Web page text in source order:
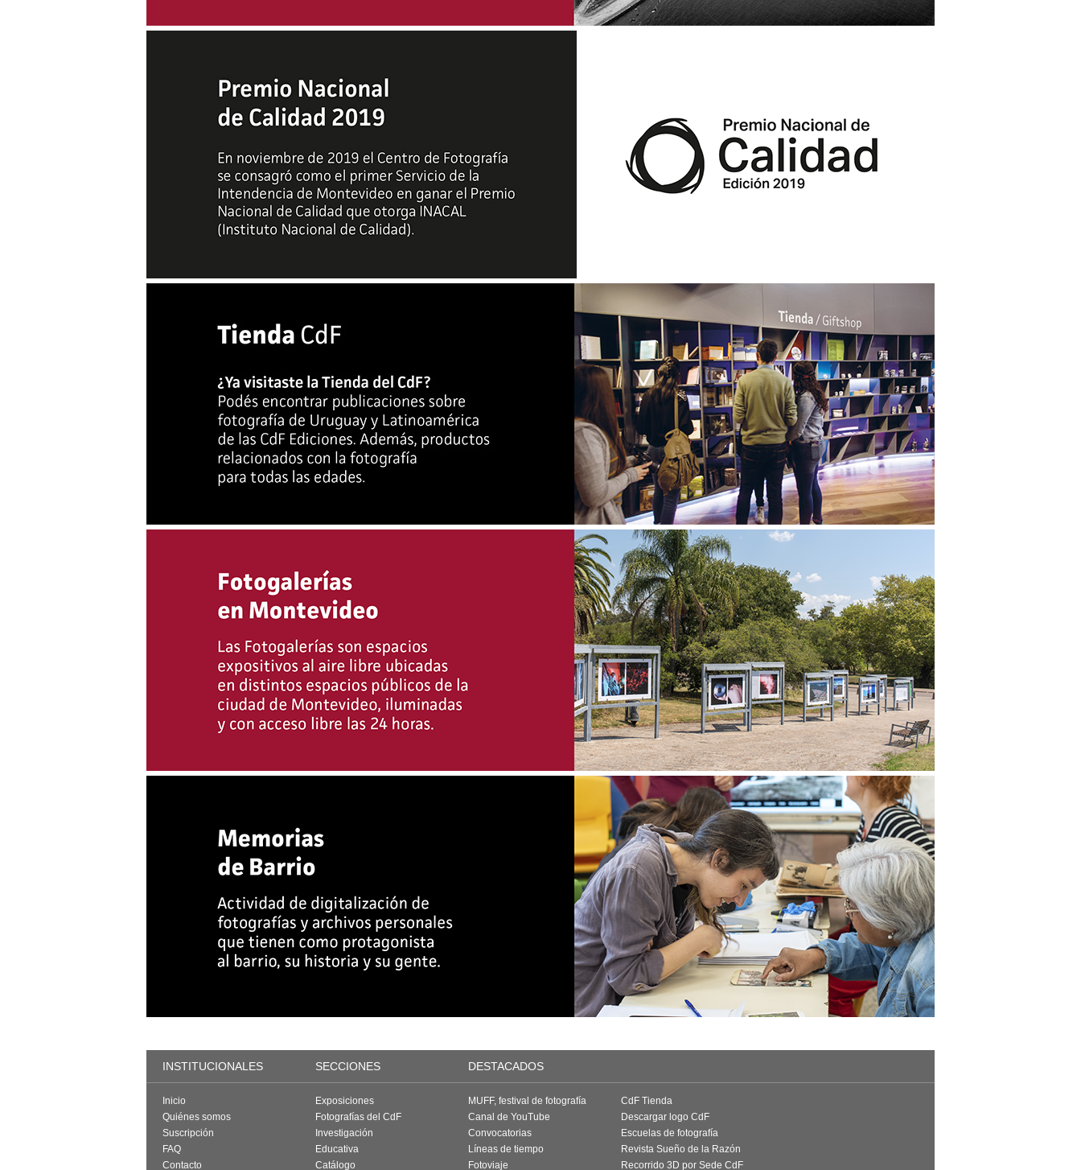
INSTITUCIONALES SECCIONES DESTACADOS
Inicio
Quiénes somos
Suscripción
FAQ
Contacto
Exposiciones
Fotografías del CdF
Investigación
Educativa
Catálogo
MUFF, festival de fotografía
Canal de YouTube
Convocatorias
Líneas de tiempo
Fotoviaje
CdF Tienda
Descargar logo CdF
Escuelas de fotografía
Revista Sueño de la Razón
Recorrido 3D por Sede CdF